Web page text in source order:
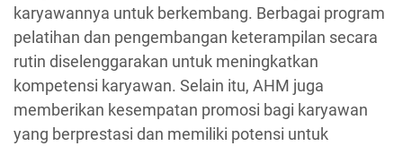
karyawannya untuk berkembang. Berbagai program
pelatihan dan pengembangan keterampilan secara
rutin diselenggarakan untuk meningkatkan
kompetensi karyawan. Selain itu, AHM juga
memberikan kesempatan promosi bagi karyawan
yang berprestasi dan memiliki potensi untuk